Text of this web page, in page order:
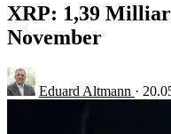
XRP: 1,39
November
Eduard Altmann ·